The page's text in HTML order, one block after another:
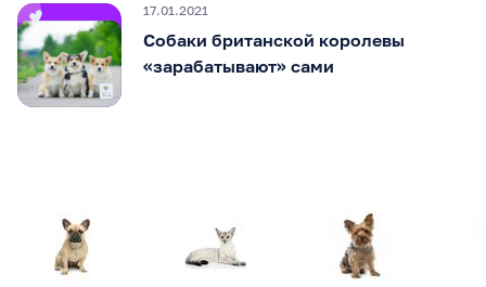
17.01.2021
Собаки британской королевы
«зарабатывают» сами